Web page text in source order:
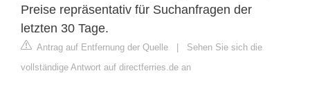
Preise repräsentativ für Suchanfragen der
letzten 30 Tage.
Antrag auf Entfernung der Quelle
Sehen Sie sich die
vollständige Antwort auf directferries.de an